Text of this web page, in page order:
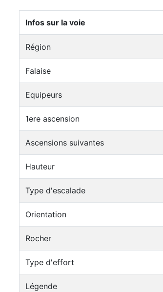
Infos sur la voie
Région
Falaise
Equipeurs
1ere ascension
Ascensions suivantes
Hauteur
Type d'escalade
Orientation
Rocher
Type d'effort
Légende